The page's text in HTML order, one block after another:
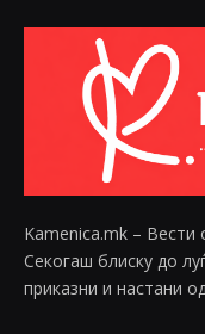
Kamenica.mk –
Секогаш блиску до
приказни и настани